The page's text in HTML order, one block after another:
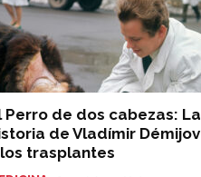
Perro de dos cabezas: La
de Vladímir Démijov
trasplantes